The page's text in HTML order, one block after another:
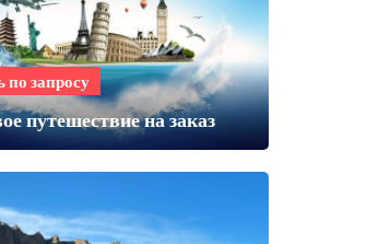
по запросу
путешествие на заказ